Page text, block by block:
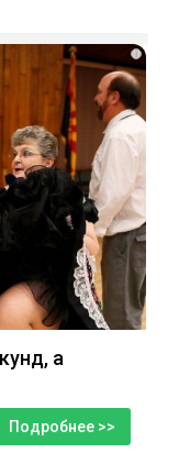
i
а
Подробнее >>